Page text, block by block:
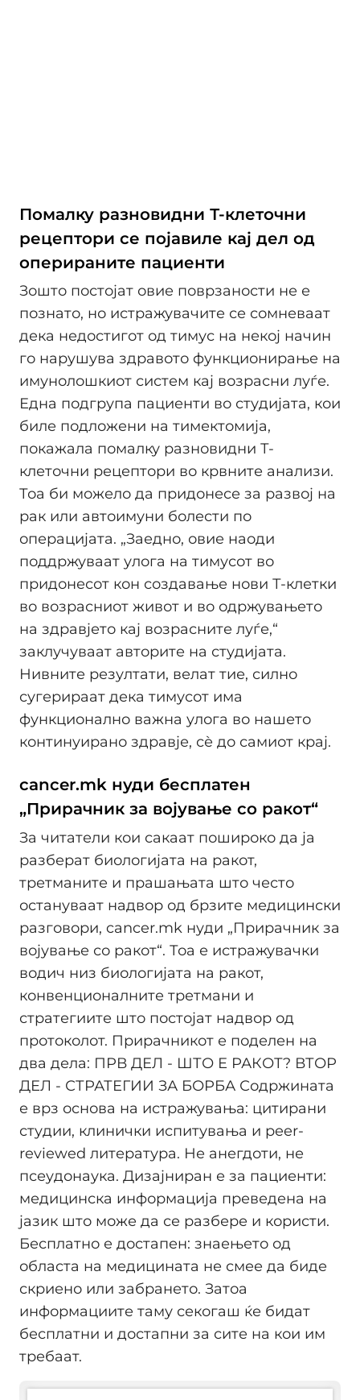
Помалку разновидни Т-клеточни
рецептори се појавиле кај дел од
оперираните пациенти
Зошто постојат овие поврзаности не е
познато, но истражувачите се сомневаат
дека недостигот од тимус на некој начин
го нарушува здравото функционирање на
имунолошкиот систем кај возрасни луѓе.
Една подгрупа пациенти во студијата, кои
биле подложени на тимектомија,
покажала помалку разновидни Т-
клеточни рецептори во крвните анализи.
Тоа би можело да придонесе за развој на
рак или автоимуни болести по
операцијата. „Заедно, овие наоди
поддржуваат улога на тимусот во
придонесот кон создавање нови Т-клетки
во возрасниот живот и во одржувањето
на здравјето кај возрасните луѓе,“
заклучуваат авторите на студијата.
Нивните резултати, велат тие, силно
сугерираат дека тимусот има
функционално важна улога во нашето
континуирано здравје, сѐ до самиот крај.
cancer.mk нуди бесплатен
„Прирачник за војување со ракот“
За читатели кои сакаат пошироко да ја
разберат биологијата на ракот,
третманите и прашањата што често
остануваат надвор од брзите медицински
разговори, cancer.mk нуди „Прирачник за
војување со ракот“. Тоа е истражувачки
водич низ биологијата на ракот,
конвенционалните третмани и
стратегиите што постојат надвор од
протоколот. Прирачникот е поделен на
два дела: ПРВ ДЕЛ - ШТО Е РАКОТ? ВТОР
ДЕЛ - СТРАТЕГИИ ЗА БОРБА Содржината
е врз основа на истражувања: цитирани
студии, клинички испитувања и peer-
reviewed литература. Не анегдоти, не
псеудонаука. Дизајниран е за пациенти:
медицинска информација преведена на
јазик што може да се разбере и користи.
Бесплатно е достапен: знаењето од
областа на медицината не смее да биде
скриено или забрането. Затоа
информациите таму секогаш ќе бидат
бесплатни и достапни за сите на кои им
требаат.